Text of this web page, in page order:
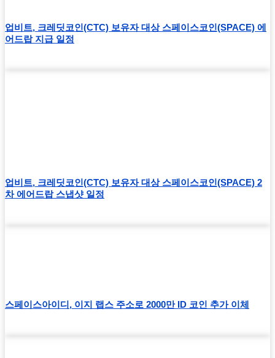
업비트, 크레딧코인(CTC) 보유자 대상 스페이스코인(SPACE) 에
어드랍 지급 일정
업비트, 크레딧코인(CTC) 보유자 대상 스페이스코인(SPACE) 2
차 에어드랍 스냅샷 일정
스페이스아이디, 이지 랩스 주소로 2000만 ID 코인 추가 이체